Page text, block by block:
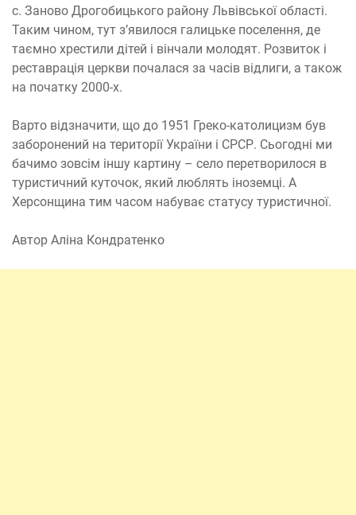
с. Заново Дрогобицького району Львівської області.
Таким чином, тут з’явилося галицьке поселення, де
таємно хрестили дітей і вінчали молодят. Розвиток і
реставрація церкви почалася за часів відлиги, а також
на початку 2000-х.
Варто відзначити, що до 1951 Греко-католицизм був
заборонений на території України і СРСР. Сьогодні ми
бачимо зовсім іншу картину – село перетворилося в
туристичний куточок, який люблять іноземці. А
Херсонщина тим часом набуває статусу туристичної.
Автор Аліна Кондратенко